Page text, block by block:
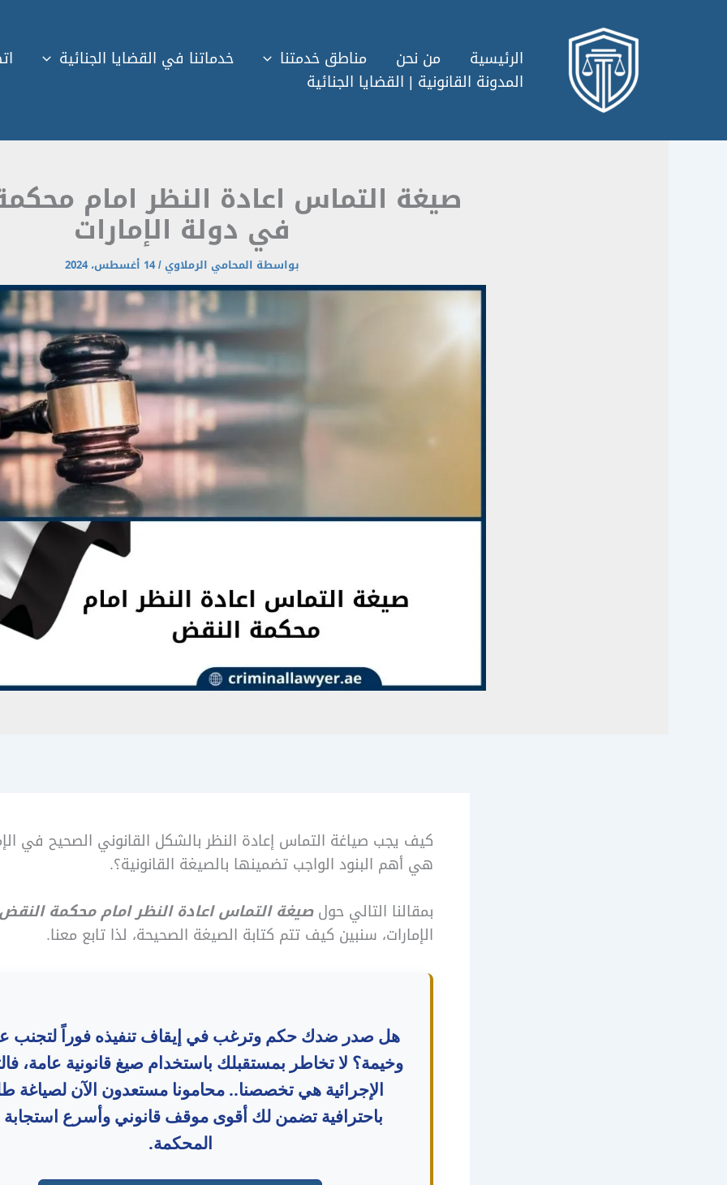
الرئيسية من نحن مناطق خدمتنا خدماتنا في القضايا الجنائية
المدونة القانونية | القضايا الجنائية
صيغة التماس اعادة النظر امام
في دولة الإمارات
بواسطة المحامي الرملاوي/14 أغسطس، 2024
كيف يجب صياغة التماس إعادة النظر بالشكل القانوني الصحيح في
هي أهم البنود الواجب تضمينها بالصيغة القانونية؟.
بمقالنا التالي حولصيغة التماس اعادة النظر امام محكمة
الإمارات، سنبين كيف تتم كتابة الصيغة الصحيحة، لذا تابع معنا.
هل صدر ضدك حكم وترغب في إيقاف تنفيذه فوراً لتجنب
وخيمة؟ لا تخاطر بمستقبلك باستخدام صيغ قانونية عامة،
الإجرائية هي تخصصنا.. محامونا مستعدون الآن لصياغة
باحترافية تضمن لك أقوى موقف قانوني وأسرع
المحكمة.